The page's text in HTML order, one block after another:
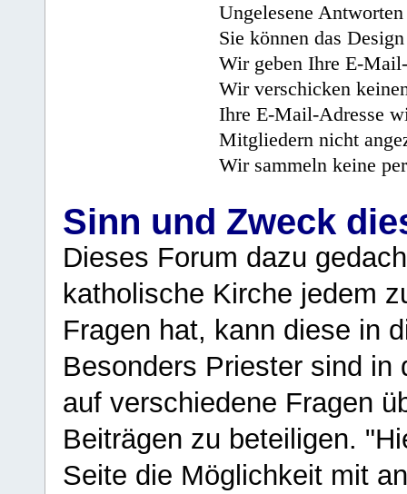
Ungelesene
Sie können das
Wir geben Ihre E-
Wir verschicken
Ihre E-Mail-Adresse
Mitgliedern nicht
Wir sammeln keine
Sinn und Zweck
Dieses Forum dazu
katholische Kirche jedem
Fragen hat, kann diese in
Besonders Priester sind in
auf verschiedene Fragen
Beiträgen zu beteiligen.
Seite die Möglichkeit mit